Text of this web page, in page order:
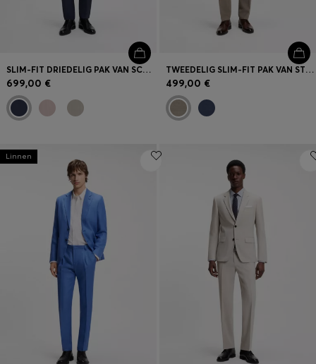
SLIM-FIT DRIEDELIG PAK VAN SCHEERWOL
699,00 €
TWEEDELIG SLIM-FIT PAK VAN STRETCHMATERIAAL MET MICRODESSIN
499,00 €
Linnen